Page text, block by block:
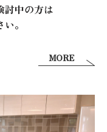
討中の方は
。
MORE